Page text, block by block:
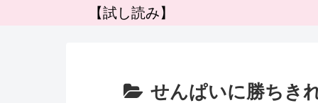
【試し読み】
せんぱいに勝ちき